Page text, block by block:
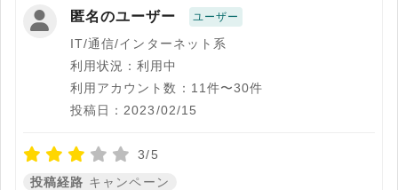
匿名のユーザー ユーザー
IT/通信/インターネット系
利用状況：利用中
利用アカウント数：11件〜30件
投稿日：2023/02/15
3/5
投稿経路 キャンペーン